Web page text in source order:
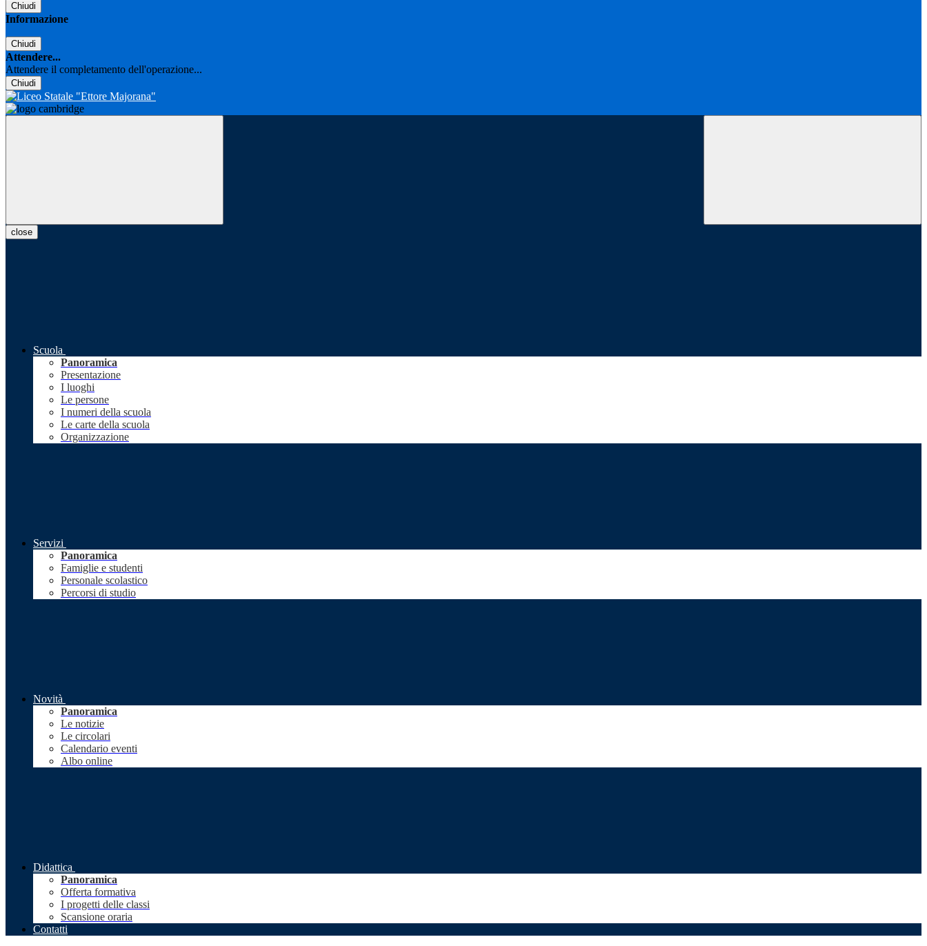
Chiudi
Informazione
Chiudi
Attendere...
Attendere il completamento dell'operazione...
Chiudi
close
Scuola
Panoramica
Presentazione
I luoghi
Le persone
I numeri della scuola
Le carte della scuola
Organizzazione
Servizi
Panoramica
Famiglie e studenti
Personale scolastico
Percorsi di studio
Novità
Panoramica
Le notizie
Le circolari
Calendario eventi
Albo online
Didattica
Panoramica
Offerta formativa
I progetti delle classi
Scansione oraria
Contatti